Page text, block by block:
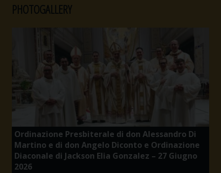
PHOTOGALLERY
Ordinazione Presbiterale di don Alessandro Di
Martino e di don Angelo Diconto e Ordinazione
Diaconale di Jackson Elia Gonzalez – 27 Giugno
2026